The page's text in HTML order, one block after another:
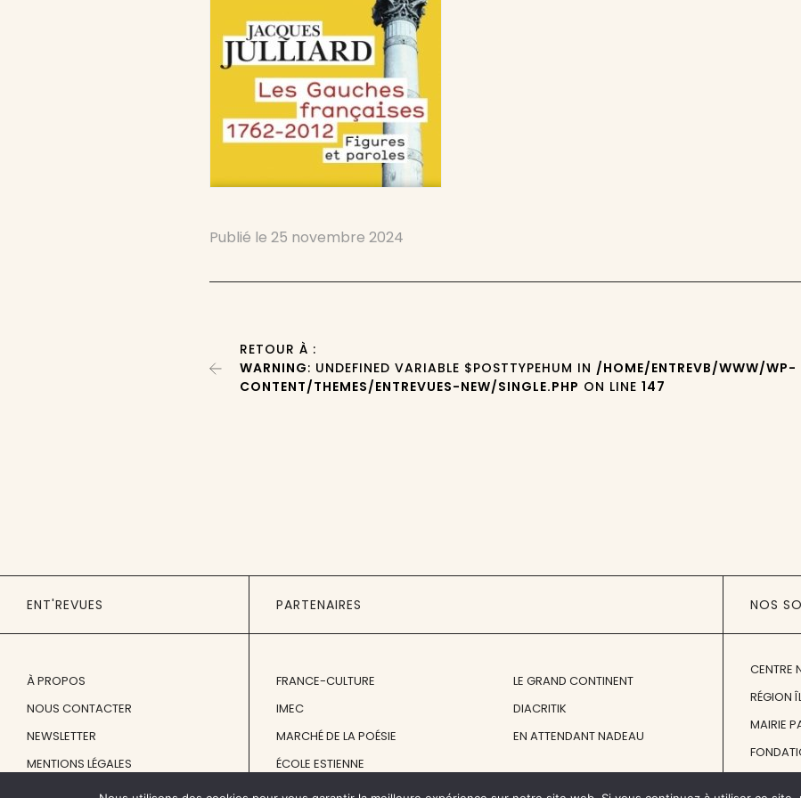
Publié le25 novembre 2024
RETOUR À :
WARNING: UNDEFINED VARIABLE $POSTTYPEHUM IN /HOME/ENTREVB/WWW/WP-
CONTENT/THEMES/ENTREVUES-NEW/SINGLE.PHP ON LINE147
ENT'REVUES
À PROPOS
NOUS CONTACTER
NEWSLETTER
MENTIONS LÉGALES
PARTENAIRES
FRANCE-CULTURE
IMEC
MARCHÉ DE LA POÉSIE
ÉCOLE ESTIENNE
LE GRAND CONTINENT
DIACRITIK
EN ATTENDANT NADEAU
NOS
CENTRE
RÉGION
MAIRIE